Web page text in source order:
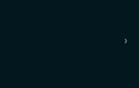
›